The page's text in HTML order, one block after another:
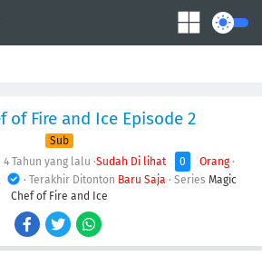
of Fire and Ice Episode 2
Sub
4 Tahun yang lalu ·Sudah Di lihat 0 Orang ·
· Terakhir Ditonton Baru Saja · Series Magic
Chef of Fire and Ice